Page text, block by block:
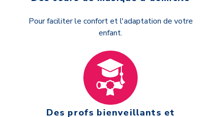
Pour faciliter le confort et l'adaptation de votre
enfant.
Des profs bienveillants et